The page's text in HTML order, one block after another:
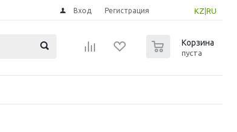
KZ RU
Вход Регистрация
Корзина
пуста